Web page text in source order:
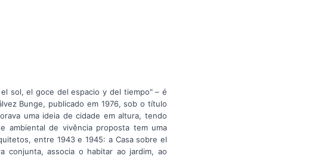
sol, el goce del espacio y del tiempo" – é
Bunge, publicado em 1976, sob o título
uma ideia de cidade em altura, tendo
ambiental de vivência proposta tem uma
entre 1943 e 1945: a Casa sobre el
conjunta, associa o habitar ao jardim, ao